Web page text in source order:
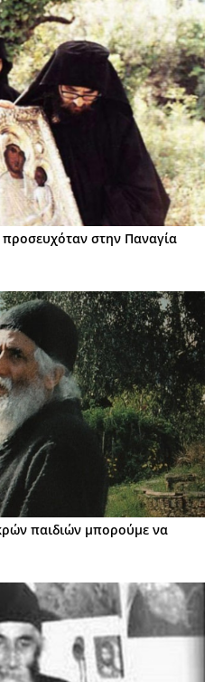
προσευχόταν στην Παναγία
παιδιών μπορούμε να